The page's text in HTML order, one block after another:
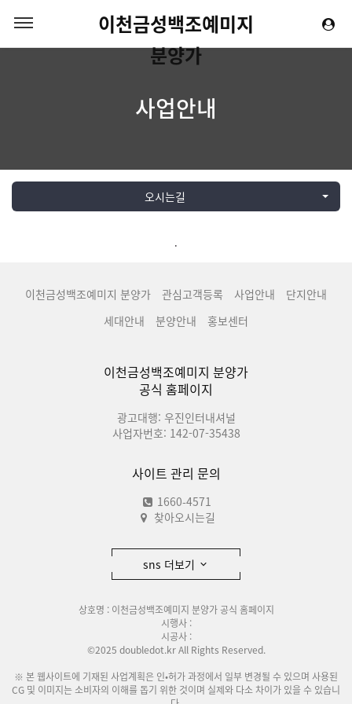
이천금성백조예미지
분양가
사업안내
오시는길
.
이천금성백조예미지 분양가 관심고객등록 사업안내
단지안내
세대안내
분양안내 홍보센터
이천금성백조예미지 분양가
공식 홈페이지
광고대행: 우진인터내셔널
사업자번호: 142-07-35438
사이트 관리 문의
1660-4571
찾아오시는길
sns 더보기
상호명 : 이천금성백조예미지 분양가 공식 홈페이지
시행사 :
시공사 :
©2025 doubledot.kr All Rights Reserved.
※ 본 웹사이트에 기재된 사업계획은 인•허가 과정에서 일부 변경될 수 있으며 사용된
CG 및 이미지는 소비자의 이해를 돕기 위한 것이며 실제와 다소 차이가 있을 수 있습니